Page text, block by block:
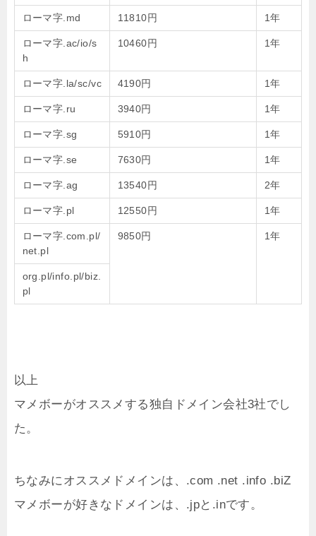
ローマ字.md 11810円 1年
ローマ字.ac/io/s
h
10460円 1年
ローマ字.la/sc/vc 4190円 1年
ローマ字.ru 3940円 1年
ローマ字.sg 5910円 1年
ローマ字.se 7630円 1年
ローマ字.ag 13540円 2年
ローマ字.pl 12550円 1年
ローマ字.com.pl/
net.pl
9850円 1年
org.pl/info.pl/biz.
pl
以上
マメボーがオススメする独自ドメイン会社3社でし
た。
ちなみにオススメドメインは、.com .net .info .biZ
マメボーが好きなドメインは、.jpと.inです。